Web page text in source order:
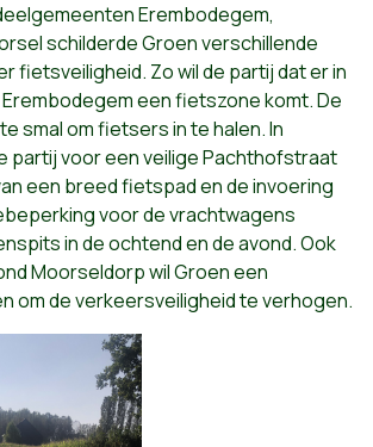
Erembodegem,
schilderde Groen verschillende
fietsveiligheid. Zo wil de partij dat er in
een fietszone komt. De
smal om fietsers in te halen. In
partij voor een veilige Pachthofstraat
een breed fietspad en de invoering
voor de vrachtwagens
in de ochtend en de avond. Ook
Moorseldorp wil Groen een
om de verkeersveiligheid te verhogen.